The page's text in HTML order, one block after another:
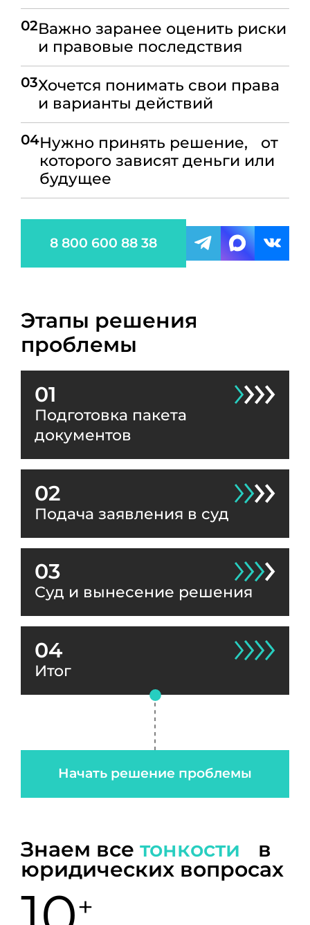
02Важно заранее оценить риски
и правовые последствия
03Хочется понимать свои права
и варианты действий
04Нужно принять решение, от
которого зависят деньги или
будущее
8 800 600 88 38
Этапы решения
проблемы
01
Подготовка пакета
документов
02
Подача заявления в суд
03
Суд и вынесение решения
04
Итог
Начать решение проблемы
Знаем все тонкости в
юридических вопросах
+